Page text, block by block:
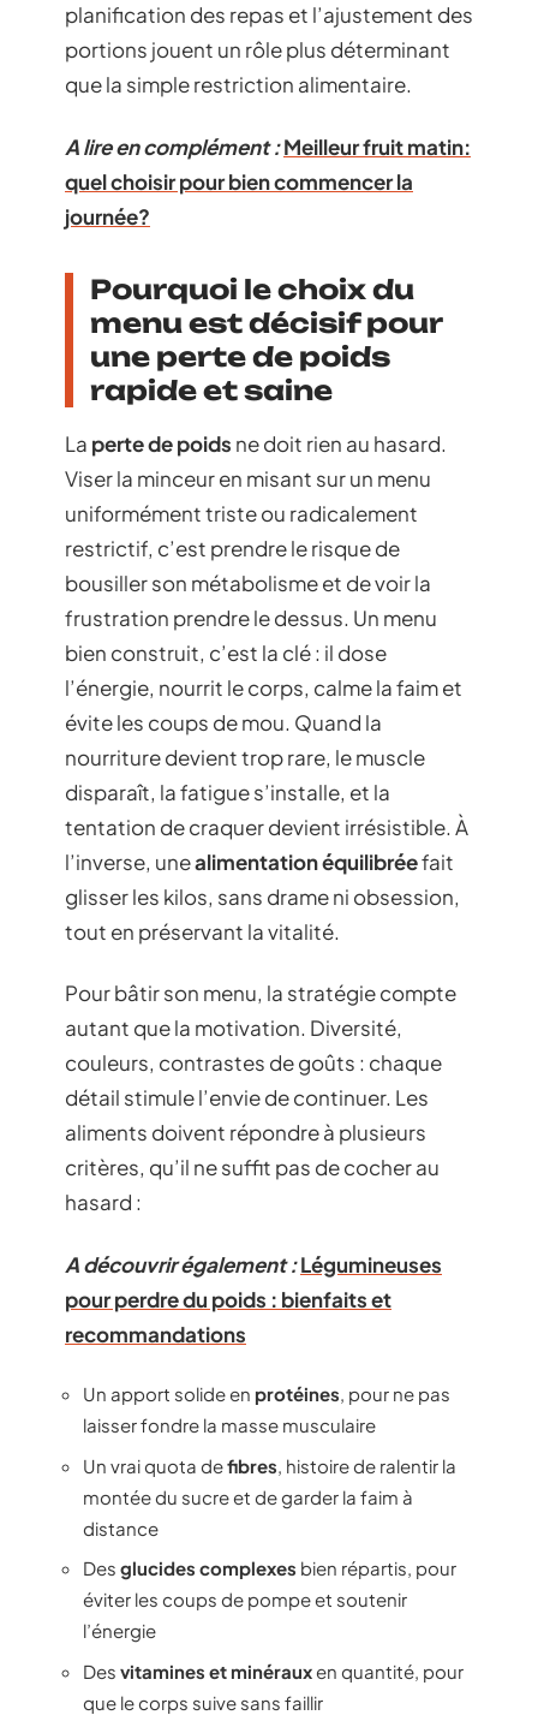
planification des repas et l’ajustement des
portions jouent un rôle plus déterminant
que la simple restriction alimentaire.
A lire en complément :Meilleur fruit matin:
quel choisir pour bien commencer la
journée?
Pourquoi le choix du
menu est décisif pour
une perte de poids
rapide et saine
La perte de poids ne doit rien au hasard.
Viser la minceur en misant sur un menu
uniformément triste ou radicalement
restrictif, c’est prendre le risque de
bousiller son métabolisme et de voir la
frustration prendre le dessus. Un menu
bien construit, c’est la clé : il dose
l’énergie, nourrit le corps, calme la faim et
évite les coups de mou. Quand la
nourriture devient trop rare, le muscle
disparaît, la fatigue s’installe, et la
tentation de craquer devient irrésistible. À
l’inverse, unealimentation équilibréefait
glisser les kilos, sans drame ni obsession,
tout en préservant la vitalité.
Pour bâtir son menu, la stratégie compte
autant que la motivation. Diversité,
couleurs, contrastes de goûts : chaque
détail stimule l’envie de continuer. Les
aliments doivent répondre à plusieurs
critères, qu’il ne suffit pas de cocher au
hasard :
A découvrir également :Légumineuses
pour perdre du poids : bienfaits et
recommandations
Un apport solide en protéines, pour ne pas
laisser fondre la masse musculaire
Un vrai quota defibres , histoire de ralentir la
montée du sucre et de garder la faim à
distance
Des glucides complexes bien répartis, pour
éviter les coups de pompe et soutenir
l’énergie
Des vitamines et minérauxen quantité, pour
que le corps suive sans faillir